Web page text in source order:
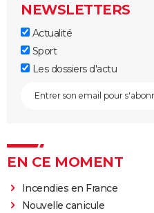
NEWSLETTERS
Actualité
Sport
Les dossiers d'actu
EN CE MOMENT
Incendies en France
Nouvelle canicule